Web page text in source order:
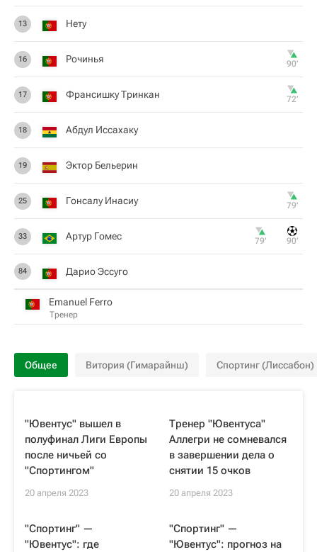
13 Нету
16 Рочинья 90‎’‎
17 Франсишку Тринкан 72‎’‎
18 Абдул Иссахаку
19 Эктор Бельерин
25 Гонсалу Инасиу 79‎’‎
33 Артур Гомес 79‎’‎ 90‎’‎
84 Дарио Эссуго
Emanuel Ferro
Тренер
Общее Витория (Гимарайнш) Спортинг (Лиссабон)
"Ювентус" вышел в
полуфинал Лиги Европы
после ничьей со
"Спортингом"
20 апреля 2023
Тренер "Ювентуса"
Аллегри не сомневался
в завершении дела о
снятии 15 очков
20 апреля 2023
"Спортинг" —
"Ювентус": где
"Спортинг" —
"Ювентус": прогноз на